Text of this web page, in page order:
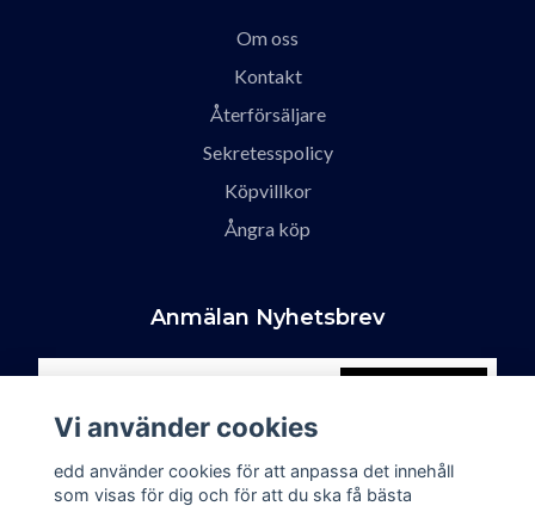
Om oss
Kontakt
Återförsäljare
Sekretesspolicy
Köpvillkor
Ångra köp
Anmälan Nyhetsbrev
Vi använder cookies
edd använder cookies för att anpassa det innehåll
som visas för dig och för att du ska få bästa